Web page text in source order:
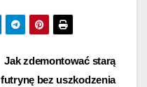
Jak zdemontować starą
futrynę bez uszkodzenia